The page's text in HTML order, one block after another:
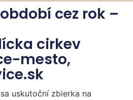
cez rok –
cirkev
mesto,
sa uskutoční zbierka na